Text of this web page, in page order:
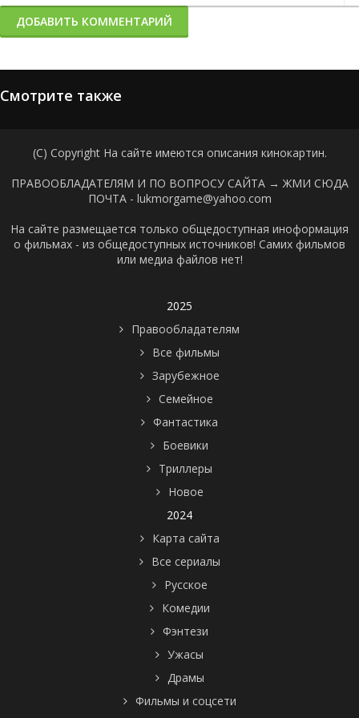
ДОБАВИТЬ КОММЕНТАРИЙ
Смотрите также
(C) Copyright На сайте имеются описания кинокартин.
ПРАВООБЛАДАТЕЛЯМ И ПО ВОПРОСУ САЙТА → ЖМИ СЮДА
ПОЧТА - lukmorgame@yahoo.com
На сайте размещается только общедоступная иноформация
о фильмах - из общедоступных источников! Самих фильмов
или медиа файлов нет!
2025
Правообладателям
Все фильмы
Зарубежное
Семейное
Фантастика
Боевики
Триллеры
Новое
2024
Карта сайта
Все сериалы
Русское
Комедии
Фэнтези
Ужасы
Драмы
Фильмы и соцсети